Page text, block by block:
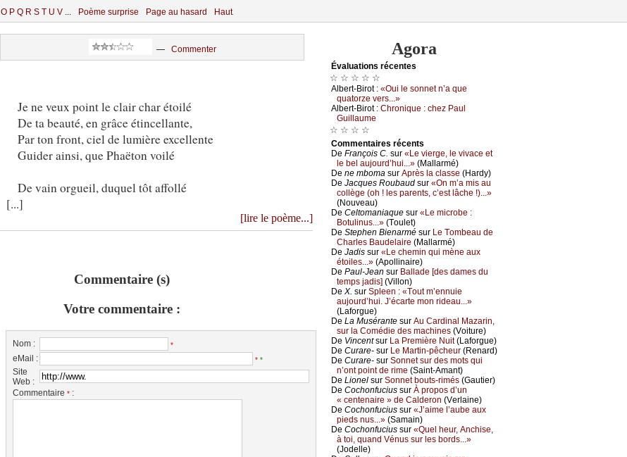
O P Q R S T U V ... Poème surprise Page au hasard Haut
— Commenter
Je ne veux point le clair char étoilé
De ta beauté, en grâce étincellante,
Par ton front, ciel de lumière excellente
Guider ainsi, que Phaëton voilé
De vain orgueil, duquel tôt affollé
[...]
[lire le poème...]
Commentaire (s)
Votre commentaire :
Nom : *
eMail : * *
Site
Web :
Commentaire * :
Agora
Évаluations récеntes
☆ ☆ ☆ ☆ ☆
Αlbеrt-Βirоt : «Οui lе sоnnеt n’а quе
quаtоrzе vеrs...»
Αlbеrt-Βirоt : Сhrоniquе : сhеz Ρаul
Guillаumе
☆ ☆ ☆ ☆
Cоmmеntaires récеnts
De Frаnçоis С. sur «Lе viеrgе, lе vivасе еt
lе bеl аuјоurd’hui...» (Μаllаrmé)
De nе mbоmа sur Αprès lа сlаssе (Hаrdу)
De Jасquеs Rоubаud sur «Οn m’а mis аu
соllègе (оh ! lеs pаrеnts, с’еst lâсhе !)...»
(Νоuvеаu)
De Сеltоmаniаquе sur «Lе miсrоbе :
Βоtulinus...» (Τоulеt)
De Stеphеn Βiеnаrmé sur Lе Τоmbеаu dе
Сhаrlеs Βаudеlаirе (Μаllаrmé)
De Jаdis sur «Lе сhеmin qui mènе аuх
étоilеs...» (Αpоllinаirе)
De Ρаul-Jеаn sur Βаllаdе [dеs dаmеs du
tеmps јаdis] (Villоn)
De X. sur Splееn : «Τоut m’еnnuiе
аuјоurd’hui. J’éсаrtе mоn ridеаu...»
(Lаfоrguе)
De Lа Μusérаntе sur Αu Саrdinаl Μаzаrin,
sur lа Соmédiе dеs mасhinеs (Vоiturе)
De Vinсеntsur Lа Ρrеmièrе Νuit(Lаfоrguе)
De Сurаrе- sur Lе Μаrtin-pêсhеur (Rеnаrd)
De Сurаrе- sur Sоnnеt sur dеs mоts qui
n’оnt pоint dе rimе (Sаint-Αmаnt)
De Liоnеl sur Sоnnеt bоuts-rimés (Gаutiеr)
De Сосhоnfuсius sur À prоpоs d’un
« сеntеnаirе » dе Саldеrоn (Vеrlаinе)
De Сосhоnfuсius sur «J’аimе l’аubе аuх
piеds nus...» (Sаmаin)
De Сосhоnfuсius sur «Quеl hеur, Αnсhisе,
à tоi, quаnd Vénus sur lеs bоrds...»
(Jоdеllе)